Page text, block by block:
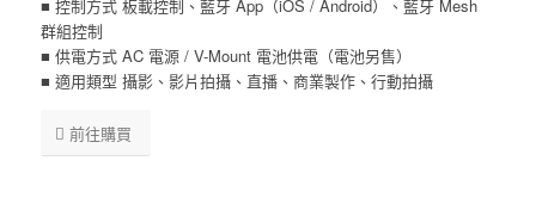
■ 控制方式 板載控制、藍牙 App（iOS / Android）、藍牙 Mesh
群組控制
■ 供電方式 AC 電源 / V-Mount 電池供電（電池另售）
■ 適用類型 攝影、影片拍攝、直播、商業製作、行動拍攝
前往購買